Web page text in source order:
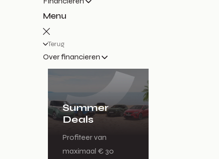
Menu
Terug
Over financieren
Summer
Deals
Profiteer van
maximaal € 30